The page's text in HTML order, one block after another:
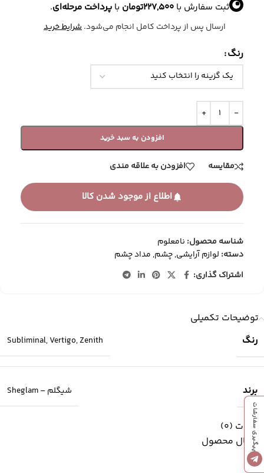
ثبت سفارش با 227,500تومان با پرداخت مرحله‌ای.
ارسال پس از پرداخت کامل انجام می‌شود.شرایط خرید
رنگ
افزودن به سبد خرید
مقایسه افزودن به علاقه مندی
اطلاع از موجود شدن کالا
شناسه محصول: نامعلوم
دسته: لوازم آرایشی,چشم,مداد چشم
اشتراک گذاری:
توضیحات تکمیلی
رنگ
Subliminal,Vertigo,Zenith
برند شیگلم – Sheglam
نظرات (0)
ارسال محصول
پیگیری سفارشات